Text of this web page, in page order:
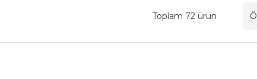
Toplam 72 ürün